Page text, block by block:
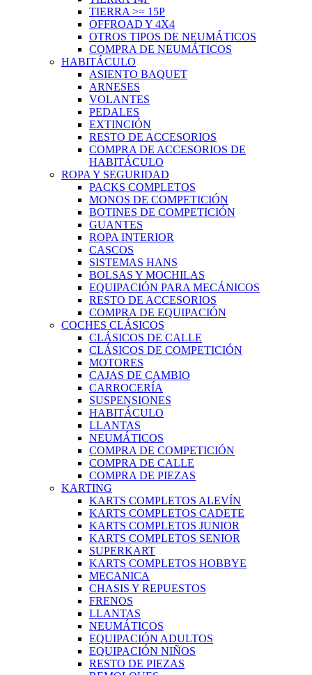
TIERRA >= 15P
OFFROAD Y 4X4
OTROS TIPOS DE NEUMÁTICOS
COMPRA DE NEUMÁTICOS
HABITÁCULO
ASIENTO BAQUET
ARNESES
VOLANTES
PEDALES
EXTINCIÓN
RESTO DE ACCESORIOS
COMPRA DE ACCESORIOS DE
HABITÁCULO
ROPA Y SEGURIDAD
PACKS COMPLETOS
MONOS DE COMPETICIÓN
BOTINES DE COMPETICIÓN
GUANTES
ROPA INTERIOR
CASCOS
SISTEMAS HANS
BOLSAS Y MOCHILAS
EQUIPACIÓN PARA MECÁNICOS
RESTO DE ACCESORIOS
COMPRA DE EQUIPACIÓN
COCHES CLÁSICOS
CLÁSICOS DE CALLE
CLÁSICOS DE COMPETICIÓN
MOTORES
CAJAS DE CAMBIO
CARROCERÍA
SUSPENSIONES
HABITÁCULO
LLANTAS
NEUMÁTICOS
COMPRA DE COMPETICIÓN
COMPRA DE CALLE
COMPRA DE PIEZAS
KARTING
KARTS COMPLETOS ALEVÍN
KARTS COMPLETOS CADETE
KARTS COMPLETOS JUNIOR
KARTS COMPLETOS SENIOR
SUPERKART
KARTS COMPLETOS HOBBYE
MECANICA
CHASIS Y REPUESTOS
FRENOS
LLANTAS
NEUMÁTICOS
EQUIPACIÓN ADULTOS
EQUIPACIÓN NIÑOS
RESTO DE PIEZAS